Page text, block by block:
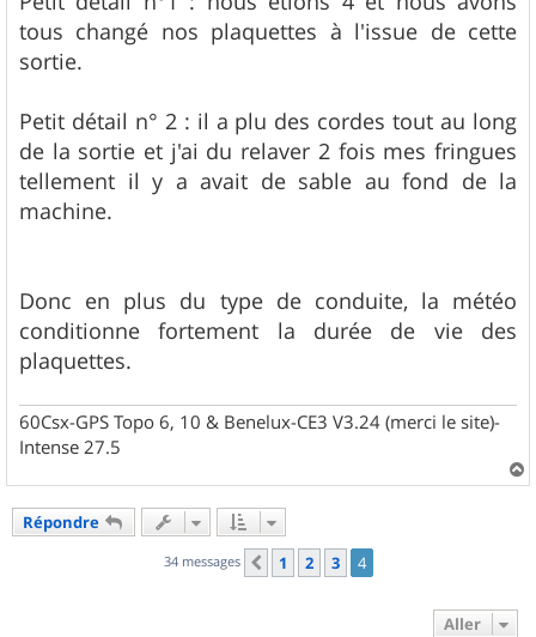
tous changé nos plaquettes à l'issue de cette
sortie.
Petit détail n° 2 : il a plu des cordes tout au long
de la sortie et j'ai du relaver 2 fois mes fringues
tellement il y a avait de sable au fond de la
machine.
Donc en plus du type de conduite, la météo
conditionne fortement la durée de vie des
plaquettes.
60Csx-GPS Topo 6, 10 & Benelux-CE3 V3.24 (merci le site)-
Intense 27.5
a
Répondre
34 messages Précédent
1 2 3 4
Aller